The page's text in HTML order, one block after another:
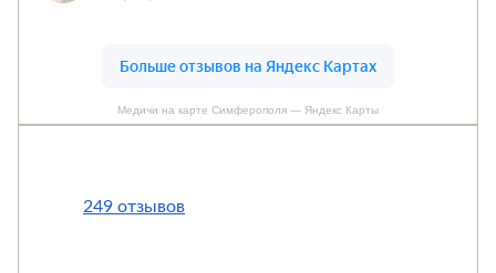
Медичи на карте Симферополя — Яндекс Карты
249 отзывов